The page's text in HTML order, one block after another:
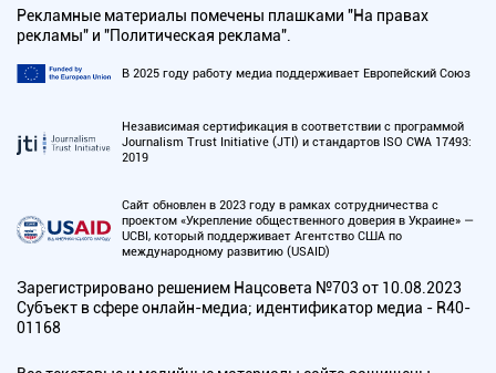
Рекламные материалы помечены плашками "На правах
рекламы" и "Политическая реклама".
В 2025 году работу медиа поддерживает Европейский Союз
Независимая сертификация в соответствии с программой
Journalism Trust Initiative (JTI) и стандартов ISO CWA 17493:
2019
Сайт обновлен в 2023 году в рамках сотрудничества с
проектом «Укрепление общественного доверия в Украине» —
UCBI, который поддерживает Агентство США по
международному развитию (USAID)
Зарегистрировано решением Нацсовета №703 от 10.08.2023
Субъект в сфере онлайн-медиа; идентификатор медиа - R40-
01168